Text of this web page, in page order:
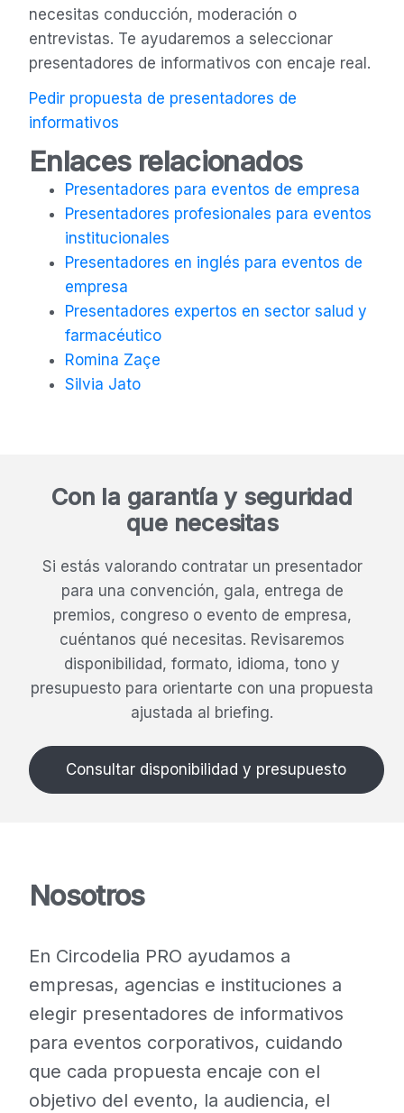
necesitas conducción, moderación o
entrevistas. Te ayudaremos a seleccionar
presentadores de informativos con encaje real.
Pedir propuesta de presentadores de
informativos
Enlaces relacionados
Presentadores para eventos de empresa
Presentadores profesionales para eventos
institucionales
Presentadores en inglés para eventos de
empresa
Presentadores expertos en sector salud y
farmacéutico
Romina Zaçe
Silvia Jato
Con la garantía y seguridad
que necesitas
Si estás valorando contratar un presentador
para una convención, gala, entrega de
premios, congreso o evento de empresa,
cuéntanos qué necesitas. Revisaremos
disponibilidad, formato, idioma, tono y
presupuesto para orientarte con una propuesta
ajustada al briefing.
Consultar disponibilidad y presupuesto
Nosotros
En Circodelia PRO ayudamos a
empresas, agencias e instituciones a
elegir presentadores de informativos
para eventos corporativos, cuidando
que cada propuesta encaje con el
objetivo del evento, la audiencia, el